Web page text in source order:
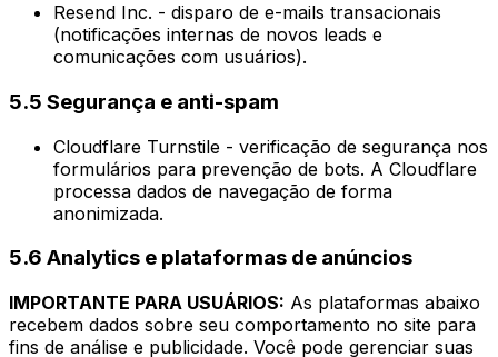
Resend Inc. - disparo de e-mails transacionais
(notificações internas de novos leads e
comunicações com usuários).
5.5 Segurança e anti-spam
Cloudflare Turnstile - verificação de segurança nos
formulários para prevenção de bots. A Cloudflare
processa dados de navegação de forma
anonimizada.
5.6 Analytics e plataformas de anúncios
IMPORTANTE PARA USUÁRIOS: As plataformas abaixo
recebem dados sobre seu comportamento no site para
fins de análise e publicidade. Você pode gerenciar suas